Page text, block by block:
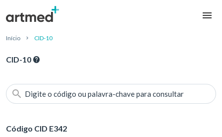
Início CID-10
CID-10
Digite o código ou palavra-chave para consultar
Código CID E342